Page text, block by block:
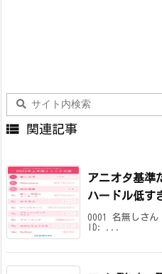
 関連記事
アニオタ基準
ハードル低す
0001 名無しさ
ID: ...